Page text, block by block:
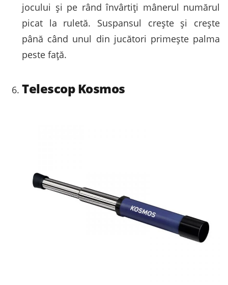
jocului și pe rând învârtiți mânerul numărul
picat la ruletă. Suspansul crește și crește
până când unul din jucători primește palma
peste față.
Telescop Kosmos